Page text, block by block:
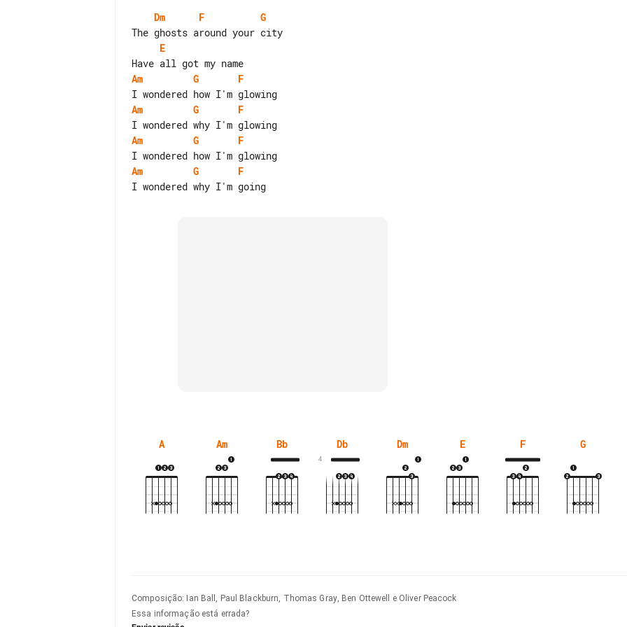
Dm F
G
E
Am
G
F
Am
G
F
Am
G
F
Am
G
F
A Am Bb Db
4
Dm E F G
Composição:
Ian Ball, Paul Blackburn, Thomas Gray, Ben Ottewell e Oliver Peacock
Essa informação está errada?